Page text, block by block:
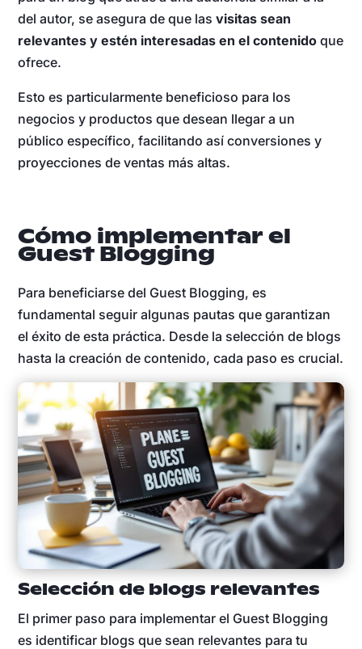
del autor, se asegura de que lasvisitas sean
relevantes y estén interesadas en el contenido que
ofrece.
Esto es particularmente beneficioso para los
negocios y productos que desean llegar a un
público específico, facilitando así conversiones y
proyecciones de ventas más altas.
Cómo implementar el
Guest Blogging
Para beneficiarse del Guest Blogging, es
fundamental seguir algunas pautas que garantizan
el éxito de esta práctica. Desde la selección de blogs
hasta la creación de contenido, cada paso es crucial.
Selección de blogs relevantes
El primer paso para implementar el Guest Blogging
es identificar blogs que sean relevantes para tu